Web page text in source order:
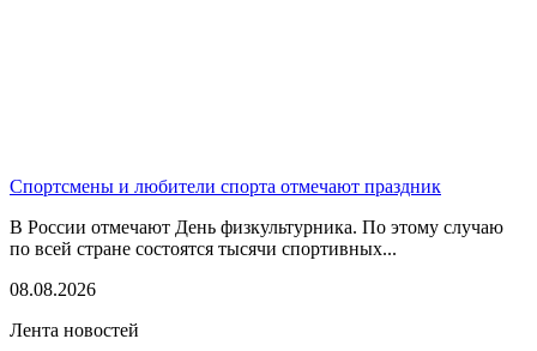
Спортсмены и любители спорта отмечают праздник
В России отмечают День физкультурника. По этому случаю
по всей стране состоятся тысячи спортивных...
08.08.2026
Лента новостей